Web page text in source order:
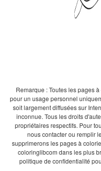
Remarque : Toutes les pages
pour un usage personnel
soit largement diffusées sur
inconnue. Tous les droits
propriétaires respectifs. Pour
nous contacter ou remplir
supprimerons les pages à
coloringlibcom dans les plus
politique de confidentialité